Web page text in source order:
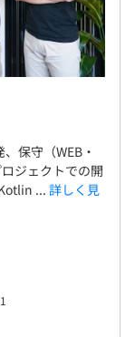
保守（WEB・
ジェクトでの開
... 詳しく見